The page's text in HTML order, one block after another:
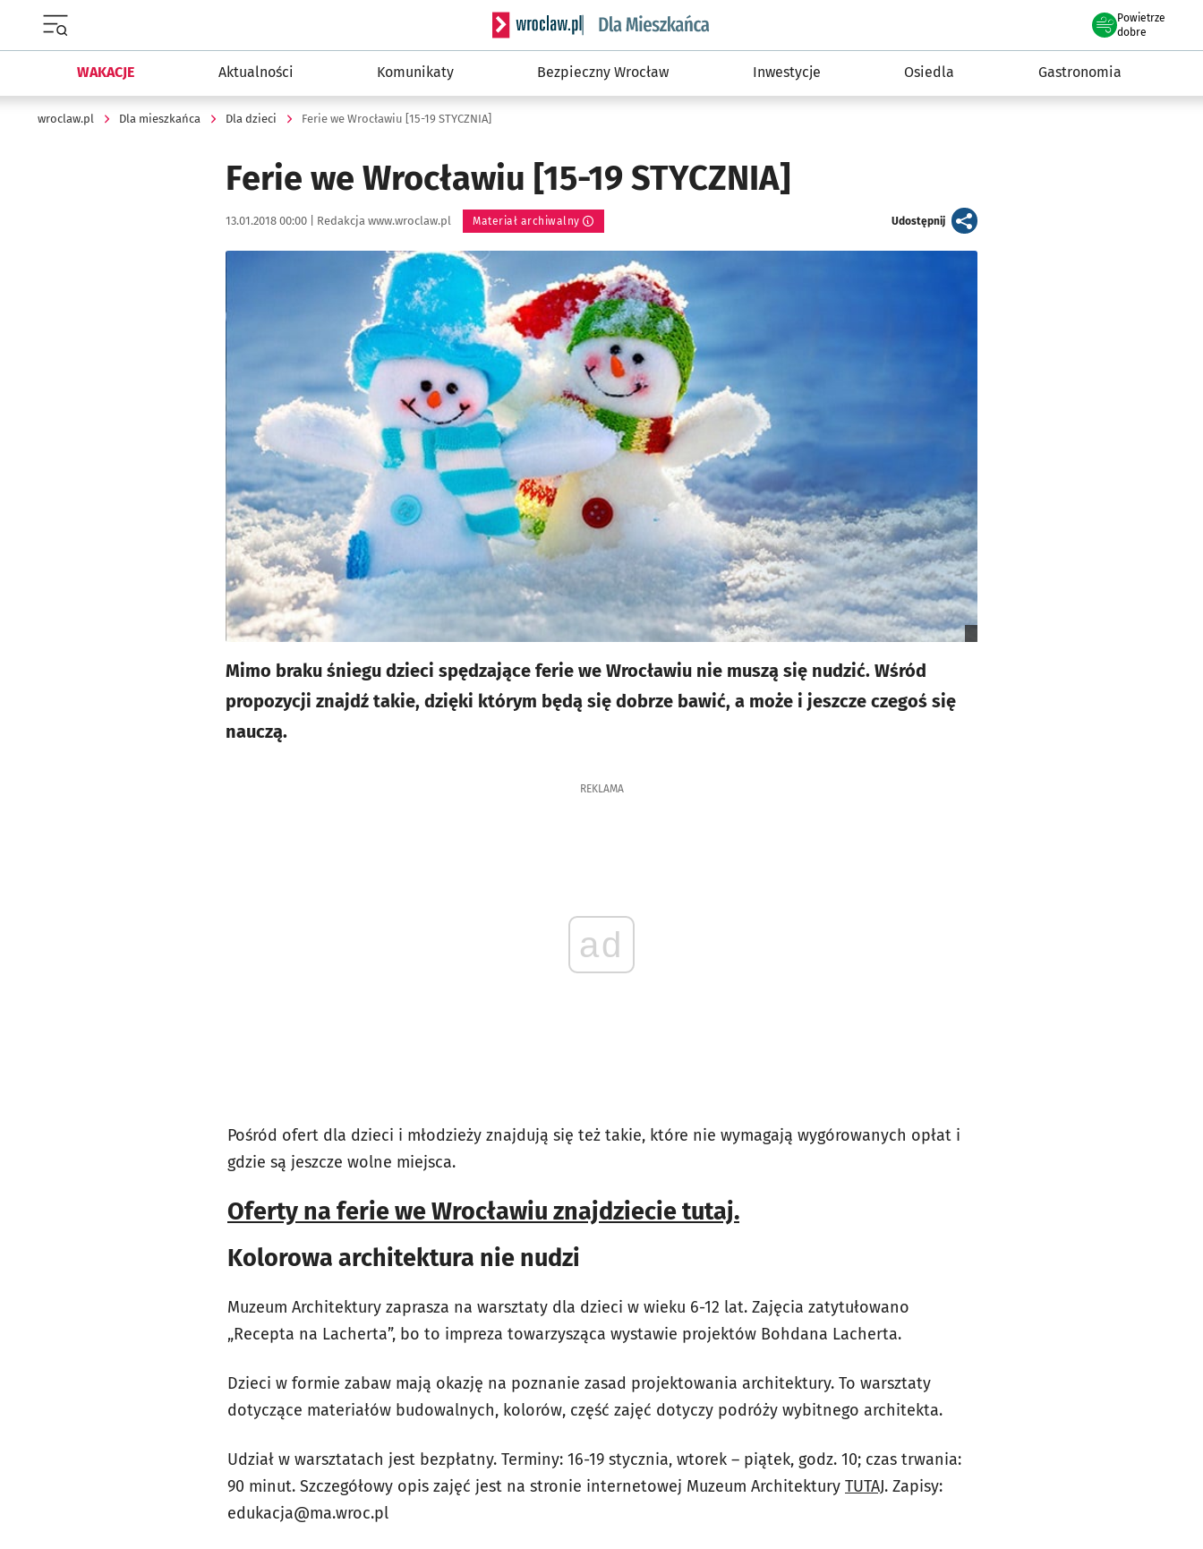
Serwis informacyjny wroclaw.pl podserwis: Dla mieszkańca
Powietrze
we Wrocławiu
dobre
WAKACJE Aktualności Komunikaty Bezpieczny Wrocław Inwestycje Osiedla Gastronomia
wroclaw.pl Dla mieszkańca Dla dzieci Ferie we Wrocławiu [15-19 STYCZNIA]
Ferie we Wrocławiu [15-19 STYCZNIA]
Data publikacji:
13.01.2018 00:00 | Autor:
Redakcja www.wroclaw.pl Materiał archiwalny Udostępnijartykuł
Mimo braku śniegu dzieci spędzające ferie we Wrocławiu nie muszą się nudzić. Wśród
propozycji znajdź takie, dzięki którym będą się dobrze bawić, a może i jeszcze czegoś się
nauczą.
REKLAMA
ad
Pośród ofert dla dzieci i młodzieży znajdują się też takie, które nie wymagają wygórowanych opłat i
gdzie są jeszcze wolne miejsca.
Oferty na ferie we Wrocławiu znajdziecie tutaj.
Kolorowa architektura nie nudzi
Muzeum Architektury zaprasza na warsztaty dla dzieci w wieku 6-12 lat. Zajęcia zatytułowano
„Recepta na Lacherta”, bo to impreza towarzysząca wystawie projektów Bohdana Lacherta.
Dzieci w formie zabaw mają okazję na poznanie zasad projektowania architektury. To warsztaty
dotyczące materiałów budowalnych, kolorów, część zajęć dotyczy podróży wybitnego architekta.
Udział w warsztatach jest bezpłatny. Terminy: 16-19 stycznia, wtorek – piątek, godz. 10; czas trwania:
90 minut. Szczegółowy opis zajęć jest na stronie internetowej Muzeum Architektury TUTAJ. Zapisy:
edukacja@ma.wroc.pl